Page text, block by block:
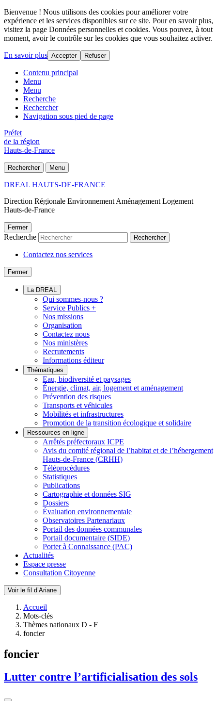
Bienvenue ! Nous utilisons des cookies pour améliorer votre
expérience et les services disponibles sur ce site. Pour en savoir plus,
visitez la page Données personnelles et cookies. Vous pouvez, à tout
moment, avoir le contrôle sur les cookies que vous souhaitez activer.
En savoir plus Accepter Refuser
Contenu principal
Menu
Menu
Recherche
Rechercher
Navigation sous pied de page
Préfet
de la région
Hauts-de-France
Rechercher Menu
DREAL HAUTS-DE-FRANCE
Direction Régionale Environnement Aménagement Logement
Hauts-de-France
Fermer
Recherche Rechercher
Contactez nos services
Fermer
La DREAL
Qui sommes-nous ?
Service Publics +
Nos missions
Organisation
Contactez nous
Nos ministères
Recrutements
Informations éditeur
Thématiques
Eau, biodiversité et paysages
Énergie, climat, air, logement et aménagement
Prévention des risques
Transports et véhicules
Mobilités et infrastructures
Promotion de la transition écologique et solidaire
Ressources en ligne
Arrêtés préfectoraux ICPE
Avis du comité régional de l’habitat et de l’hébergement
Hauts-de-France (CRHH)
Téléprocédures
Statistiques
Publications
Cartographie et données SIG
Dossiers
Évaluation environnementale
Observatoires Partenariaux
Portail des données communales
Portail documentaire (SIDE)
Porter à Connaissance (PAC)
Actualités
Espace presse
Consultation Citoyenne
Voir le fil d’Ariane
Accueil
Mots-clés
Thèmes nationaux D - F
foncier
foncier
Lutter contre l’artificialisation des sols